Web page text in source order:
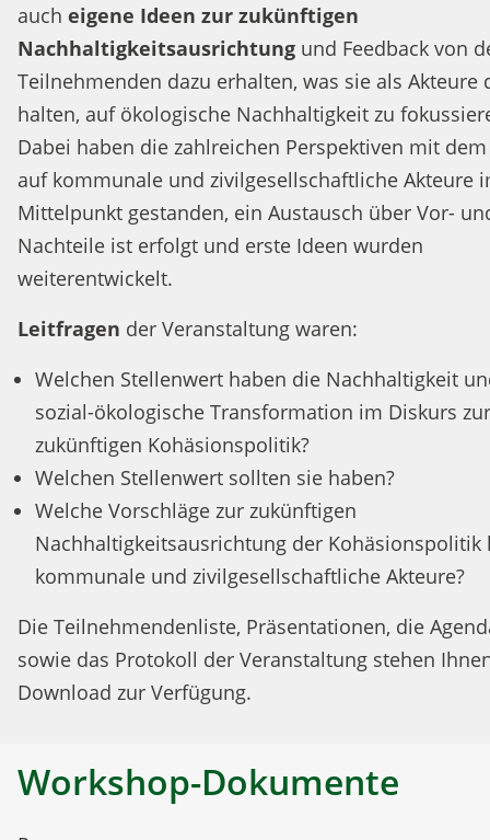
auch eigene Ideen zur zukünftigen
Nachhaltigkeitsausrichtung und Feedback von
Teilnehmenden dazu erhalten, was sie als Akteure
halten, auf ökologische Nachhaltigkeit zu
Dabei haben die zahlreichen Perspektiven mit dem
auf kommunale und zivilgesellschaftliche Akteure
Mittelpunkt gestanden, ein Austausch über Vor-
Nachteile ist erfolgt und erste Ideen wurden
weiterentwickelt.
Leitfragen der Veranstaltung waren:
Welchen Stellenwert haben die Nachhaltigkeit
sozial-ökologische Transformation im Diskurs zur
zukünftigen Kohäsionspolitik?
Welchen Stellenwert sollten sie haben?
Welche Vorschläge zur zukünftigen
Nachhaltigkeitsausrichtung der Kohäsionspolitik
kommunale und zivilgesellschaftliche Akteure?
Die Teilnehmendenliste, Präsentationen, die
sowie das Protokoll der Veranstaltung stehen
Download zur Verfügung.
Workshop-Dokumente